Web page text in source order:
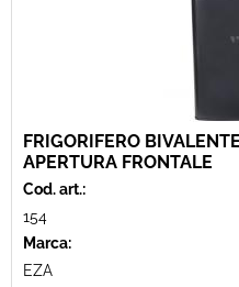
FRIGORIFERO
APERTURA FRONTALE
Cod. art.:
154
Marca:
EZA